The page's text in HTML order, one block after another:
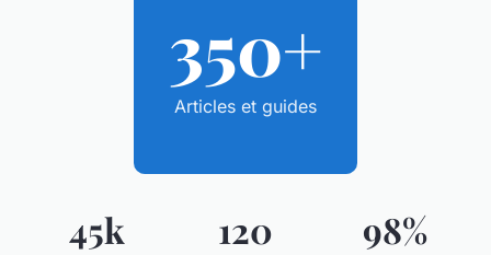
350+
Articles et guides
45k 120 98%